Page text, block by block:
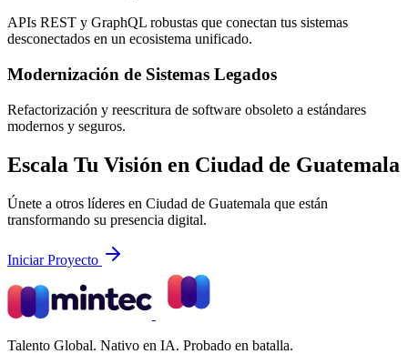
APIs REST y GraphQL robustas que conectan tus sistemas
desconectados en un ecosistema unificado.
Modernización de Sistemas Legados
Refactorización y reescritura de software obsoleto a estándares
modernos y seguros.
Escala Tu Visión en Ciudad de Guatemala
Únete a otros líderes en Ciudad de Guatemala que están
transformando su presencia digital.
Iniciar Proyecto
Talento Global. Nativo en IA. Probado en batalla.